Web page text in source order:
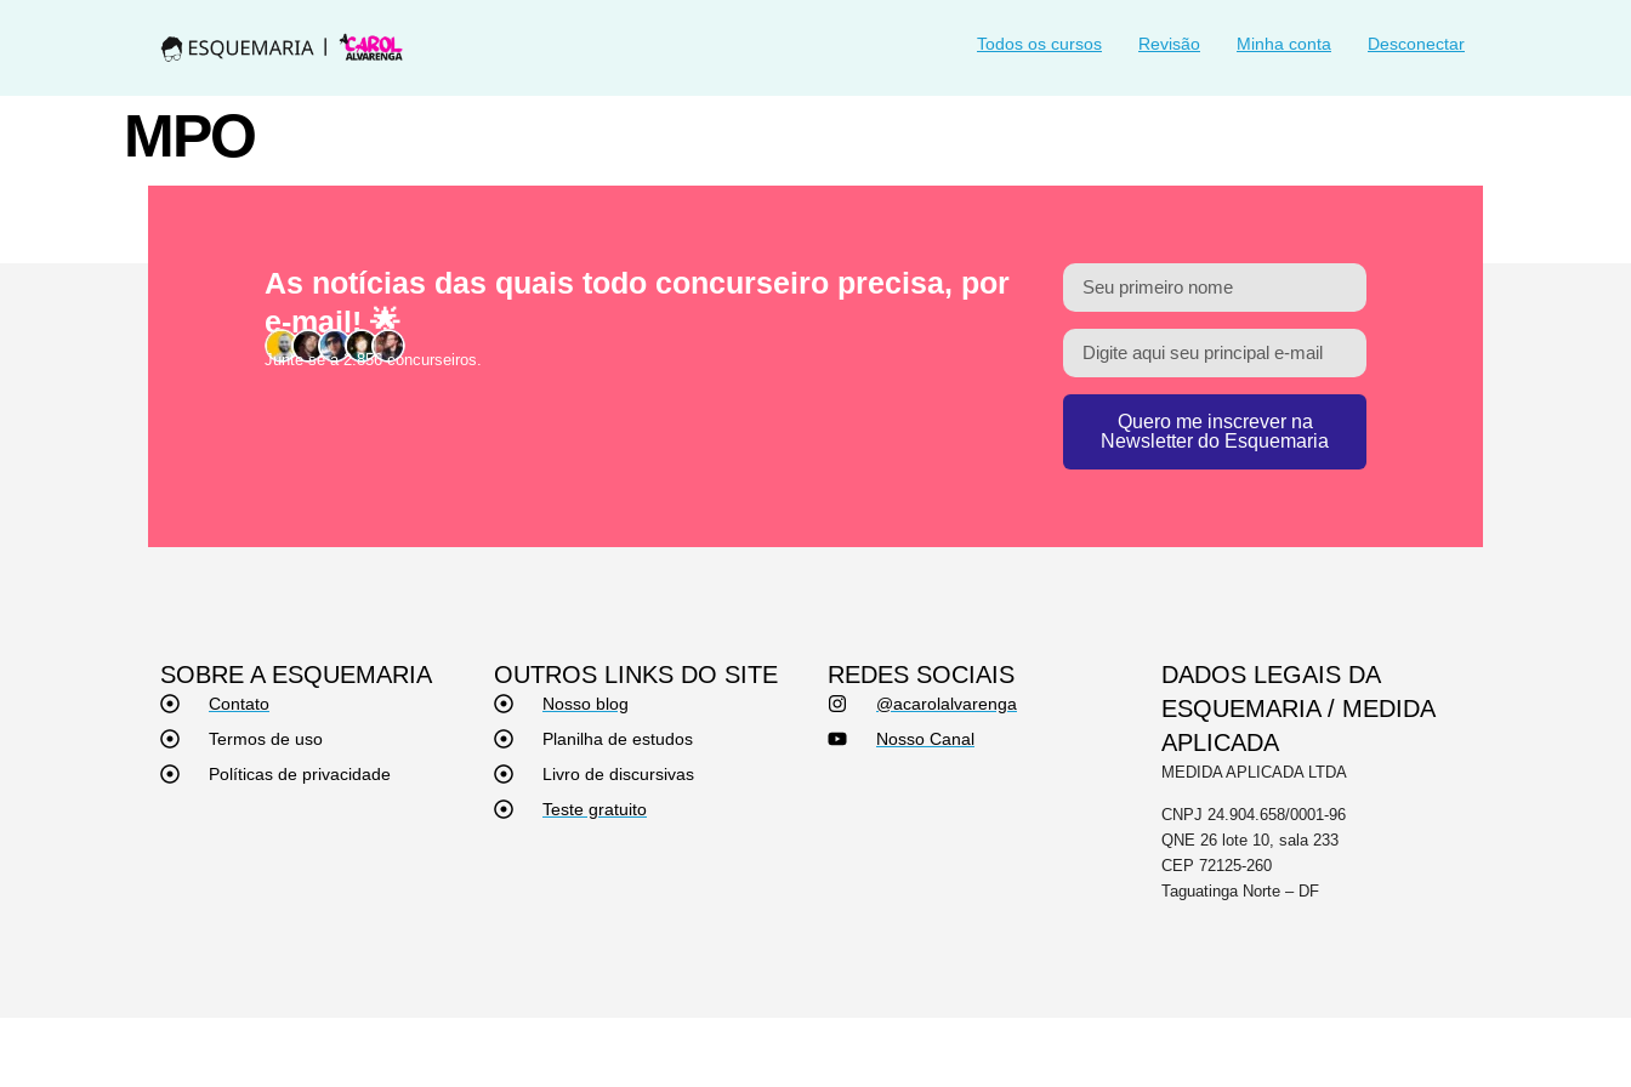
Todos os cursos Revisão Minha conta Desconectar
MPO
As notícias das quais todo concurseiro precisa, por
e-mail! 🌟
Junte-se a 2.856 concurseiros.
Quero me inscrever na
Newsletter do Esquemaria
SOBRE A ESQUEMARIA
Contato
Termos de uso
Políticas de privacidade
OUTROS LINKS DO SITE
Nosso blog
Planilha de estudos
Livro de discursivas
Teste gratuito
REDES SOCIAIS
@acarolalvarenga
Nosso Canal
DADOS LEGAIS DA
ESQUEMARIA / MEDIDA
APLICADA
MEDIDA APLICADA LTDA
CNPJ 24.904.658/0001-96
QNE 26 lote 10, sala 233
CEP 72125-260
Taguatinga Norte – DF